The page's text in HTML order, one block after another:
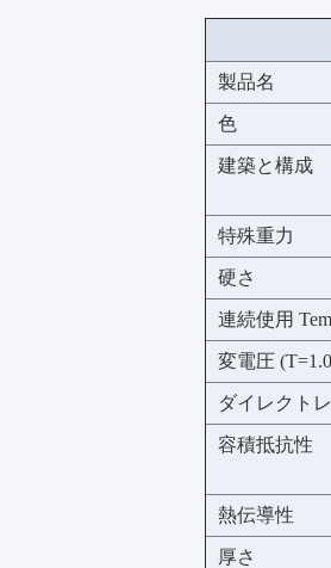
製品名
色
建築と構成
特殊重力
硬さ
連続使用
変電圧
ダイレクト
容積抵抗性
熱伝導性
厚さ